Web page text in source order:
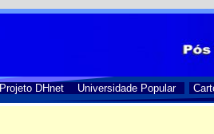
Projeto DHnet Universidade Popular